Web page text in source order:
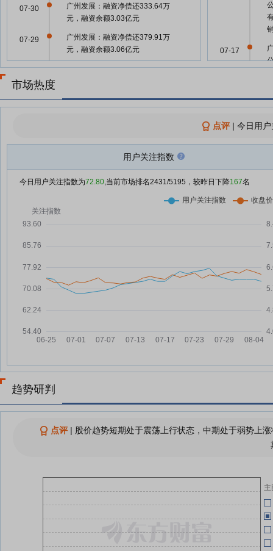
广州发展：融资净偿还333.64万
元，融资余额3.03亿元
07-30
广州发展：融资净偿还379.91万
元，融资余额3.06亿元
07-29
广州发展：融资净偿还577.06万
广州发展：融资净买入640.63万
07-25
元，融资余额3.09亿元
广州发展：融资净偿还791.21万
增持力度持续加码
07-22
量替代”改建项目开工
07-21
比预增1197%至1305%；阳光电
07-21
亿千瓦时，同比增长15.74%
可燃冰概念下跌2.26%，主力资金
净流出9股
查看更多
07-17
06-11
市场热度
点评| 今日用
用户关注指数
今日用户关注指数为72.80,当前市场排名2431/5195，较昨日下降167名
趋势研判
点评| 股价趋势短期处于震荡上行状态，中期处于弱势上
主